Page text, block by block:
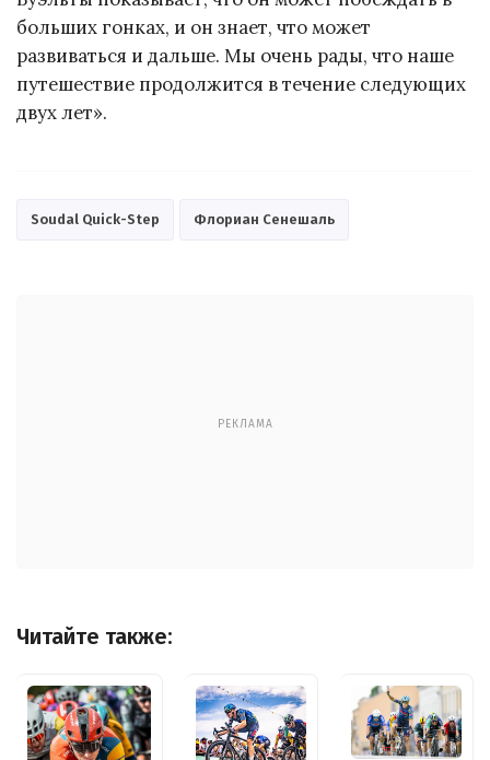
больших гонках, и он знает, что может
развиваться и дальше. Мы очень рады, что наше
путешествие продолжится в течение следующих
двух лет».
Soudal Quick-Step Флориан Сенешаль
РЕКЛАМА
Читайте также: